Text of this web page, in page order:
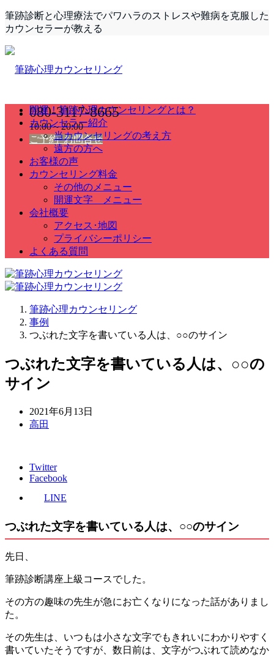
筆跡診断と心理療法でパワハラのストレスや難病を克服した
カウンセラーが教える
080-3117-8665
10:00～20:00
ご予約･お問合せ
開運！筆跡心理カウンセリングとは？
カウンセラー紹介
当カウンセリングの考え方
遠方の方へ
お客様の声
カウンセリング料金
その他のメニュー
開運文字 メニュー
会社概要
アクセス･地図
プライバシーポリシー
よくある質問
筆跡心理カウンセリング
事例
つぶれた文字を書いている人は、○○のサイン
つぶれた文字を書いている人は、○○の
サイン
2021年6月13日
高田
Twitter
Facebook
LINE
つぶれた文字を書いている人は、○○のサイン
先日、
筆跡診断講座上級コースでした。
その方の趣味の先生が急にお亡くなりになった話がありまし
た。
その先生は、いつもは小さな文字でもきれいにわかりやすく
書いていたそうですが、数日前は、文字がつぶれて読めなか